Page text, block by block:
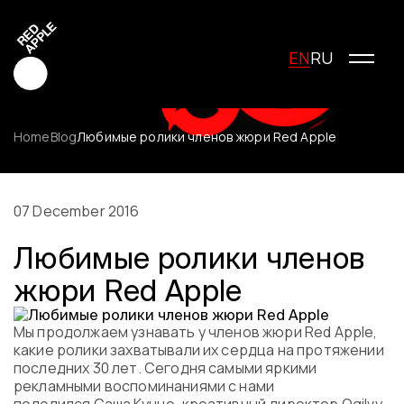
ENRU
Red Apple Media
Red Apple Young Creators
About the festival
History of the festival
Cost of participation
Jury
Winners
Special Awards
HomeBlogЛюбимые ролики членов жюри Red Apple
07 December 2016
Любимые ролики членов
жюри Red Apple
Мы продолжаем узнавать у членов жюри Red Apple,
какие ролики захватывали их сердца на протяжении
последних 30 лет. Сегодня самыми яркими
рекламными воспоминаниями с нами